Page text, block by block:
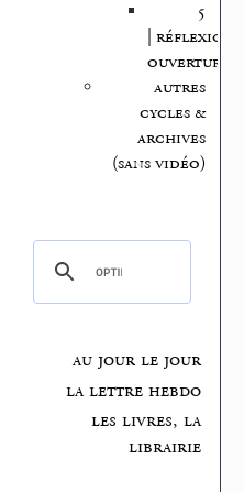
5
| réflexion,
ouvertures
autres
cycles &
archives
(sans vidéo)
au jour le jour
la lettre hebdo
les livres, la
librairie